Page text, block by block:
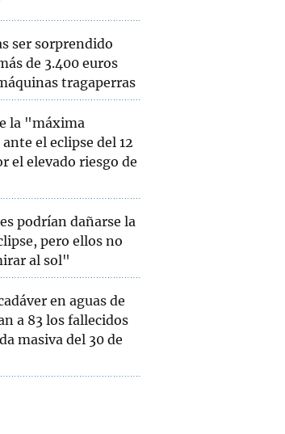
ser sorprendido
de 3.400 euros
tragaperras
la "máxima
el eclipse del 12
el elevado riesgo de
podrían dañarse la
pero ellos no
al sol"
en aguas de
a 83 los fallecidos
masiva del 30 de